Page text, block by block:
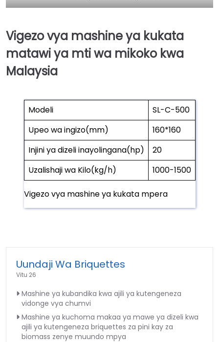
Vigezo vya mashine ya kukata
matawi ya mti wa mikoko kwa
Malaysia
Modeli
SL-C-500
Upeo wa ingizo(mm)
160*160
Injini ya dizeli inayolingana(hp)
20
Uzalishaji wa Kilo(kg/h)
1000-1500
Vigezo vya mashine ya kukata mpera
Uundaji Wa Briquettes
Vitu 26
Mashine ya kubandika kwa ajili ya kutengeneza
vidonge vya chumvi
Mashine ya kuchoma makaa ya mawe ya dizeli kwa
ajili ya kutengeneza briquettes za pini kay za
biomass zenye muundo mpya